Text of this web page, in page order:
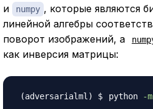
и numpy , которые являются
линейной алгебры
поворот изображений, а
как инверсия матрицы:
python -m